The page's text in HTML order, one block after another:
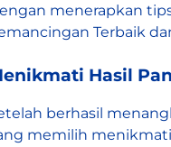
menerapkan
Terbaik
Hasil
berhasil
memilih menikmati